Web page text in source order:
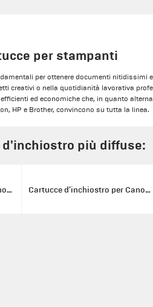
per stampanti
per ottenere documenti nitidissimi
creativi o nella quotidianità lavorativa
ed economiche che, in quanto
HP e Brother, convincono su tutta la linea.
più diffuse:
Cartucce d'inchiostro per Canon 570/571 XL Cartucce d'inchiostro per Canon 580/581 XXL